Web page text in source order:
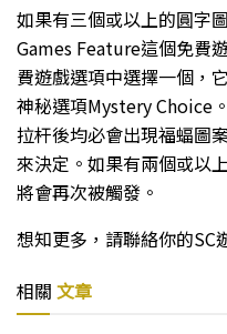
如果有三個或以上的圓字
Games Feature這個免費
費遊戲選項中選擇一個，
神秘選項Mystery Choice
拉杆後均必會出現福蝠圖
來決定。如果有兩個或以
將會再次被觸發。
想知更多，請聯絡你的SC
相關 文章